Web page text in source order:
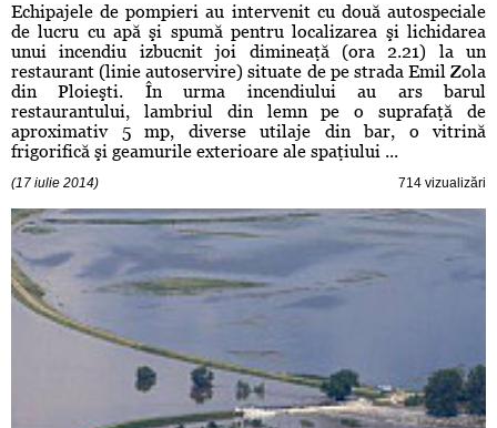
Echipajele de pompieri au intervenit cu două autospeciale
de lucru cu apă şi spumă pentru localizarea şi lichidarea
unui incendiu izbucnit joi dimineaţă (ora 2.21) la un
restaurant (linie autoservire) situate de pe strada Emil Zola
din Ploieşti. În urma incendiului au ars barul
restaurantului, lambriul din lemn pe o suprafaţă de
aproximativ 5 mp, diverse utilaje din bar, o vitrină
frigorifică şi geamurile exterioare ale spaţiului ...
(17 iulie 2014) 714 vizualizări